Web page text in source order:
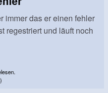
immer das er einen fehler
regestriert und läuft noch